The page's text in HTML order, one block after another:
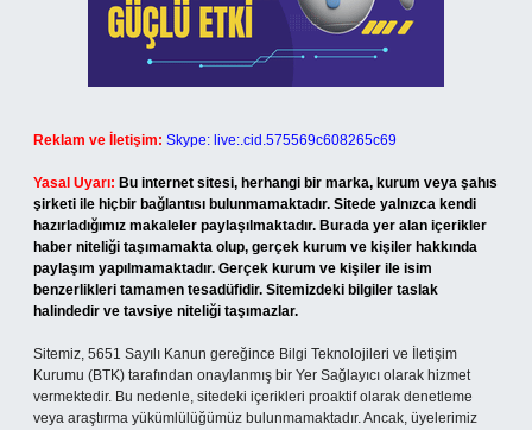
Reklam ve İletişim: Skype: live:.cid.575569c608265c69
Yasal Uyarı: Bu internet sitesi, herhangi bir marka, kurum veya şahıs
şirketi ile hiçbir bağlantısı bulunmamaktadır. Sitede yalnızca kendi
hazırladığımız makaleler paylaşılmaktadır. Burada yer alan içerikler
haber niteliği taşımamakta olup, gerçek kurum ve kişiler hakkında
paylaşım yapılmamaktadır. Gerçek kurum ve kişiler ile isim
benzerlikleri tamamen tesadüfidir. Sitemizdeki bilgiler taslak
halindedir ve tavsiye niteliği taşımazlar.
Sitemiz, 5651 Sayılı Kanun gereğince Bilgi Teknolojileri ve İletişim
Kurumu (BTK) tarafından onaylanmış bir Yer Sağlayıcı olarak hizmet
vermektedir. Bu nedenle, sitedeki içerikleri proaktif olarak denetleme
veya araştırma yükümlülüğümüz bulunmamaktadır. Ancak, üyelerimiz